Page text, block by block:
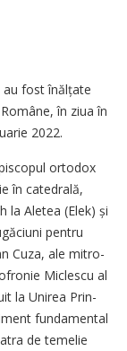
au fost înălțate
în ziua în
2022.
ortodox
în catedrală,
la Aletea (Elek) și
pentru
Cuza, ale mitro­
Miclescu al
la Unirea Prin­
fundamental
de temelie